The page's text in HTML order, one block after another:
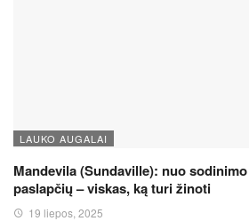
LAUKO AUGALAI
Mandevila (Sundaville): nuo
paslapčių – viskas, ką turi žinoti
19 liepos, 2025